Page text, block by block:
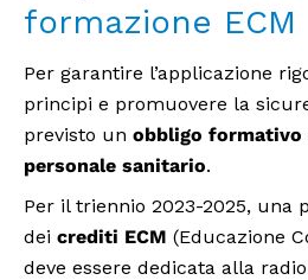
formazione ECM
Per garantire l’applicazione
principi e promuovere la
previsto un obbligo
personale sanitario.
Per il triennio 2023-2025, una
dei crediti ECM (Educazione
deve essere dedicata alla